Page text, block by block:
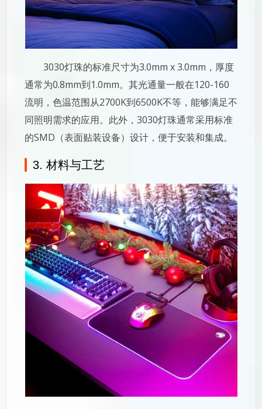
3030灯珠的标准尺寸为3.0mm x 3.0mm，厚度
通常为0.8mm到1.0mm。其光通量一般在120-160
流明，色温范围从2700K到6500K不等，能够满足不
同照明需求的应用。此外，3030灯珠通常采用标准
的SMD（表面贴装设备）设计，便于安装和集成。
3. 材料与工艺